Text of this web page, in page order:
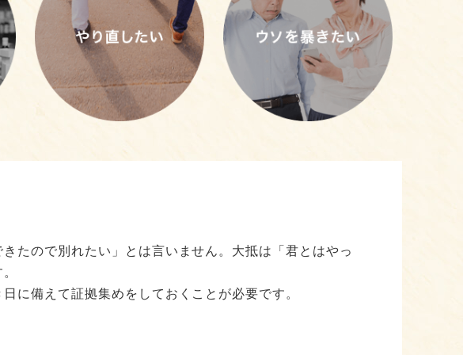
手がいま何をしているのか気になって気になってしょう
ん。仮に配偶者が不貞行動をとっていなかったにして